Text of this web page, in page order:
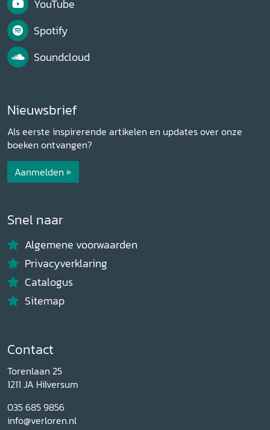
YouTube
Spotify
Soundcloud
Nieuwsbrief
Als eerste inspirerende artikelen en updates over onze
boeken ontvangen?
Aanmelden
Snel naar
Algemene voorwaarden
Privacyverklaring
Catalogus
Sitemap
Contact
Torenlaan 25
1211 JA Hilversum
035 685 9856
info@verloren.nl